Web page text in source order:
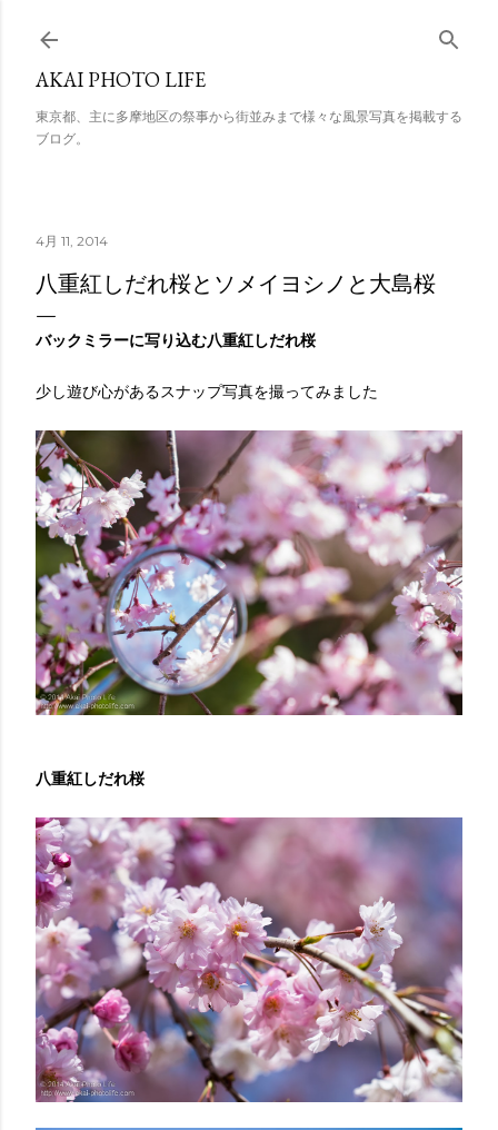
スキップしてメイン コンテンツに移動
AKAI PHOTO LIFE
東京都、主に多摩地区の祭事から街並みまで様々な風景写真を掲載する
ブログ。
4月 11, 2014
八重紅しだれ桜とソメイヨシノと大島桜
バックミラーに写り込む八重紅しだれ桜
少し遊び心があるスナップ写真を撮ってみました
八重紅しだれ桜